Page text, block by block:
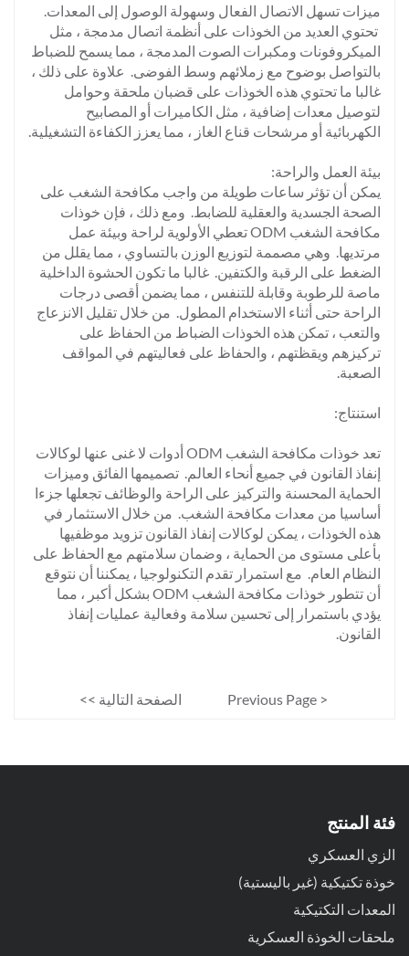
ميزات تسهل الاتصال الفعال وسهولة الوصول إلى المعدات.
تحتوي العديد من الخوذات على أنظمة اتصال مدمجة ، مثل
الميكروفونات ومكبرات الصوت المدمجة ، مما يسمح للضباط
بالتواصل بوضوح مع زملائهم وسط الفوضى. علاوة على ذلك ،
غالبا ما تحتوي هذه الخوذات على قضبان ملحقة وحوامل
لتوصيل معدات إضافية ، مثل الكاميرات أو المصابيح
الكهربائية أو مرشحات قناع الغاز ، مما يعزز الكفاءة التشغيلية.
بيئة العمل والراحة:
يمكن أن تؤثر ساعات طويلة من واجب مكافحة الشغب على
الصحة الجسدية والعقلية للضابط. ومع ذلك ، فإن خوذات
مكافحة الشغب ODM تعطي الأولوية لراحة وبيئة عمل
مرتديها. وهي مصممة لتوزيع الوزن بالتساوي ، مما يقلل من
الضغط على الرقبة والكتفين. غالبا ما تكون الحشوة الداخلية
ماصة للرطوبة وقابلة للتنفس ، مما يضمن أقصى درجات
الراحة حتى أثناء الاستخدام المطول. من خلال تقليل الانزعاج
والتعب ، تمكن هذه الخوذات الضباط من الحفاظ على
تركيزهم ويقظتهم ، والحفاظ على فعاليتهم في المواقف
الصعبة.
استنتاج:
تعد خوذات مكافحة الشغب ODM أدوات لا غنى عنها لوكالات
إنفاذ القانون في جميع أنحاء العالم. تصميمها الفائق وميزات
الحماية المحسنة والتركيز على الراحة والوظائف تجعلها جزءا
أساسيا من معدات مكافحة الشغب. من خلال الاستثمار في
هذه الخوذات ، يمكن لوكالات إنفاذ القانون تزويد موظفيها
بأعلى مستوى من الحماية ، وضمان سلامتهم مع الحفاظ على
النظام العام. مع استمرار تقدم التكنولوجيا ، يمكننا أن نتوقع
أن تتطور خوذات مكافحة الشغب ODM بشكل أكبر ، مما
يؤدي باستمرار إلى تحسين سلامة وفعالية عمليات إنفاذ
القانون.
< Previous Page الصفحة التالية >>
فئة المنتج
الزي العسكري
خوذة تكتيكية (غير باليستية)
المعدات التكتيكية
ملحقات الخوذة العسكرية